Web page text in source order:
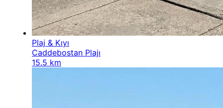
Plaj & Kıyı
Caddebostan Plajı
15.5 km